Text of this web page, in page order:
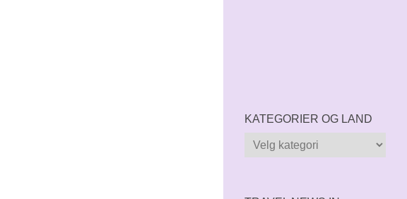
KATEGORIER OG LAND
Kategorier